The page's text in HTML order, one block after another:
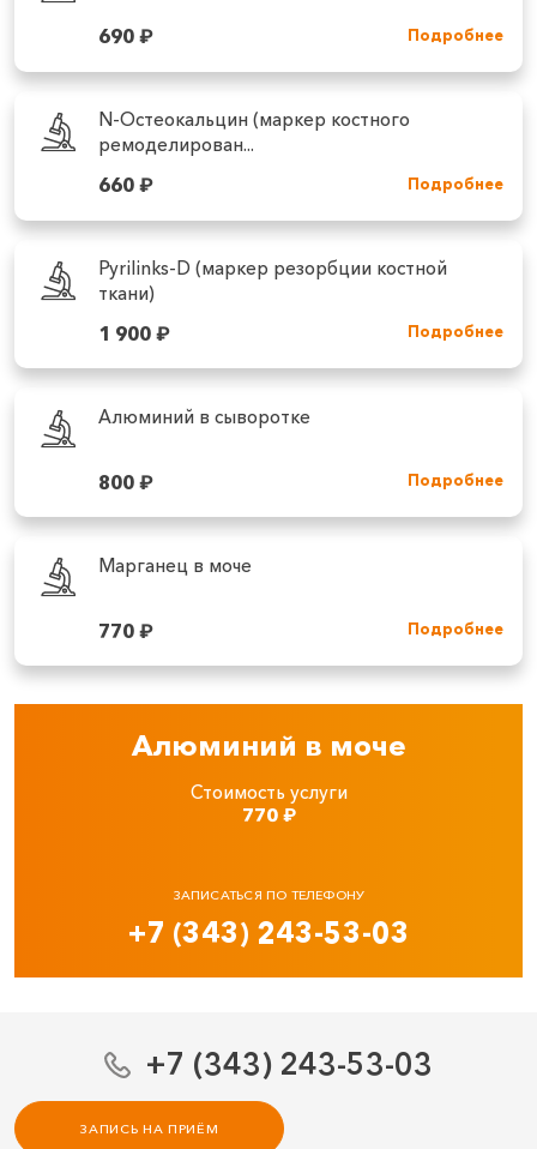
690₽ Подробнее
N-Остеокальцин (маркер костного
ремоделирован...
660₽ Подробнее
Pyrilinks-D (маркер резорбции костной
ткани)
1 900₽ Подробнее
Алюминий в сыворотке
800₽ Подробнее
Марганец в моче
770₽ Подробнее
Алюминий в моче
Стоимость услуги
770₽
ЗАПИСАТЬСЯ ПО ТЕЛЕФОНУ
+7 (343) 243-53-03
+7 (343) 243-53-03
ЗАПИСЬ НА ПРИЁМ